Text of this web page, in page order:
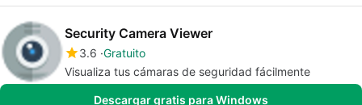
Security Camera Viewer
3.6 Gratuito
Visualiza tus cámaras de seguridad fácilmente
Descargar gratis para Windows